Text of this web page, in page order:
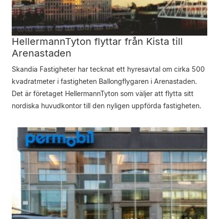
HellermannTyton flyttar från Kista till
Arenastaden
Skandia Fastigheter har tecknat ett hyresavtal om cirka 500
kvadratmeter i fastigheten Ballongflygaren i Arenastaden.
Det är företaget HellermannTyton som väljer att flytta sitt
nordiska huvudkontor till den nyligen uppförda fastigheten.